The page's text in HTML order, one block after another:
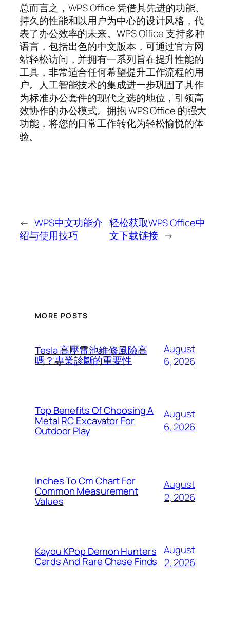
总而言之，WPS Office 凭借其先进的功能、
持久的性能和以用户为中心的设计风格，代
表了办公效率的未来。WPS Office 支持多种
语言，包括出色的中文版本，可通过官方网
站轻松访问，并拥有一系列旨在提升性能的
工具，非常适合任何希望提升工作流程的用
户。人工智能技术的集成进一步巩固了其作
为标准办公套件的现代之选的地位，引领高
效协作的办公模式。拥抱 WPS Office 的强大
功能，将您的日常工作转化为轻松愉悦的体
验。
← WPS中文功能介
绍与使用技巧
轻松获取WPS Office中
文下载链接 →
MORE POSTS
Tesla 高壓電池維修風險高
嗎？專業診斷的重要性
August
6, 2026
Top Benefits Of Choosing A
Metal RC Excavator For
Outdoor Play
August
6, 2026
Inches To Cm Chart For
Common Measurement
Values
August
2, 2026
Kayou KPop Demon Hunters
Cards And Rare Chase Finds
August
2, 2026